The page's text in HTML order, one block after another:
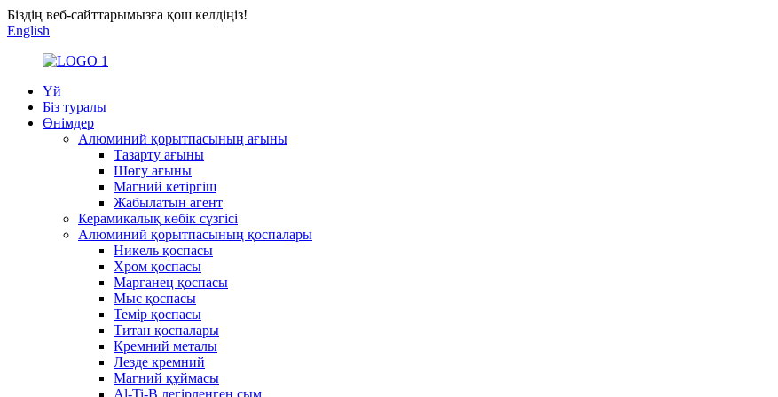
Біздің веб-сайттарымызға қош келдіңіз!
English
Үй
Біз туралы
Өнімдер
Алюминий қорытпасының ағыны
Тазарту ағыны
Шөгу ағыны
Магний кетіргіш
Жабылатын агент
Керамикалық көбік сүзгісі
Алюминий қорытпасының қоспалары
Никель қоспасы
Хром қоспасы
Марганец қоспасы
Мыс қоспасы
Темір қоспасы
Титан қоспалары
Кремний металы
Лезде кремний
Магний құймасы
Al-Ti-B легірленген сым